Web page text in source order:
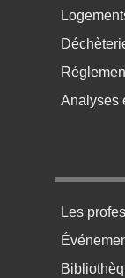
Analyses
Menu
Les